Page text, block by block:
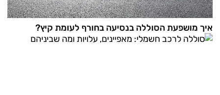
איך מושפעת הסוללה בנסיעה בחורף לעומת קיץ?